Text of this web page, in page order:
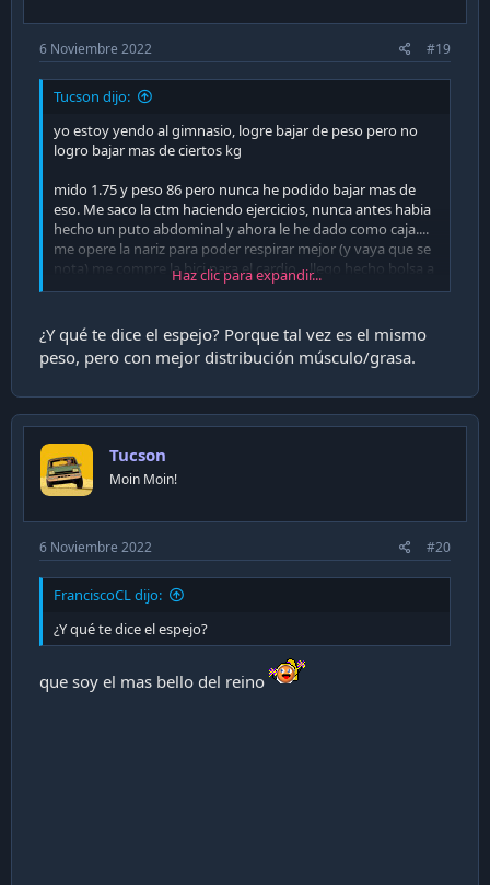
6 Noviembre 2022 #19
Tucson dijo:
yo estoy yendo al gimnasio, logre bajar de peso pero no
logro bajar mas de ciertos kg
mido 1.75 y peso 86 pero nunca he podido bajar mas de
eso. Me saco la ctm haciendo ejercicios, nunca antes habia
hecho un puto abdominal y ahora le he dado como caja....
me opere la nariz para poder respirar mejor (y vaya que se
nota) me compre la bici para el cardio... llego hecho bolsa a
la casa (ayer hice 25km sin paradas), la jefa me prepara
la leche entera y cosas así..... dejé ya casi de fumar, me
siento mejor mas apretao y duermo filete. Así y todo... ahi
siguen los 86
Haz clic para expandir...
¿Y qué te dice el espejo? Porque tal vez es el mismo
peso, pero con mejor distribución músculo/grasa.
Tucson
Moin Moin!
6 Noviembre 2022 #20
FranciscoCL dijo:
¿Y qué te dice el espejo?
que soy el mas bello del reino